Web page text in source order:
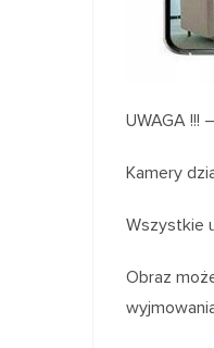
UWAGA !!!
Kamery
Wszystkie
Obraz